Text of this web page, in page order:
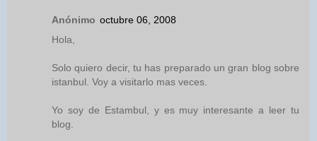
Anónimo octubre 06, 2008
Hola,
Solo quiero decir, tu has preparado un gran blog sobre
istanbul. Voy a visitarlo mas veces.
Yo soy de Estambul, y es muy interesante a leer tu
blog.